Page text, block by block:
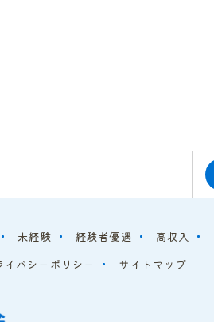
未経験 経験者優遇 高収入
イバシーポリシー サイトマップ